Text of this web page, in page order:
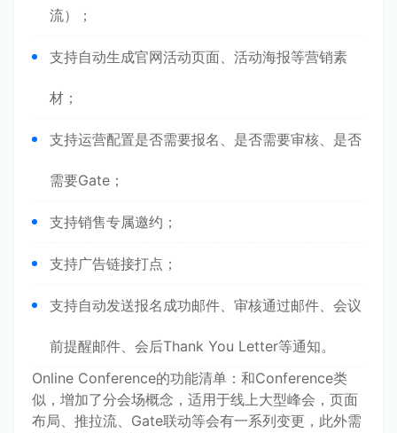
流）；
支持自动生成官网活动页面、活动海报等营销素
材；
支持运营配置是否需要报名、是否需要审核、是否
需要Gate；
支持销售专属邀约；
支持广告链接打点；
支持自动发送报名成功邮件、审核通过邮件、会议
前提醒邮件、会后Thank You Letter等通知。
Online Conference的功能清单：和Conference类
似，增加了分会场概念，适用于线上大型峰会，页面
布局、推拉流、Gate联动等会有一系列变更，此外需